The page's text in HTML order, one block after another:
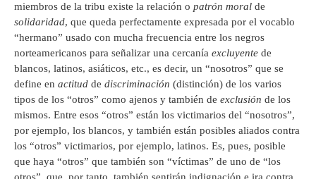
miembros de la tribu existe la relación o patrón moral de
solidaridad, que queda perfectamente expresada por el vocablo
“hermano” usado con mucha frecuencia entre los negros
norteamericanos para señalizar una cercanía excluyente de
blancos, latinos, asiáticos, etc., es decir, un “nosotros” que se
define en actitud de discriminación (distinción) de los varios
tipos de los “otros” como ajenos y también de exclusión de los
mismos. Entre esos “otros” están los victimarios del “nosotros”,
por ejemplo, los blancos, y también están posibles aliados contra
los “otros” victimarios, por ejemplo, latinos. Es, pues, posible
que haya “otros” que también son “víctimas” de uno de “los